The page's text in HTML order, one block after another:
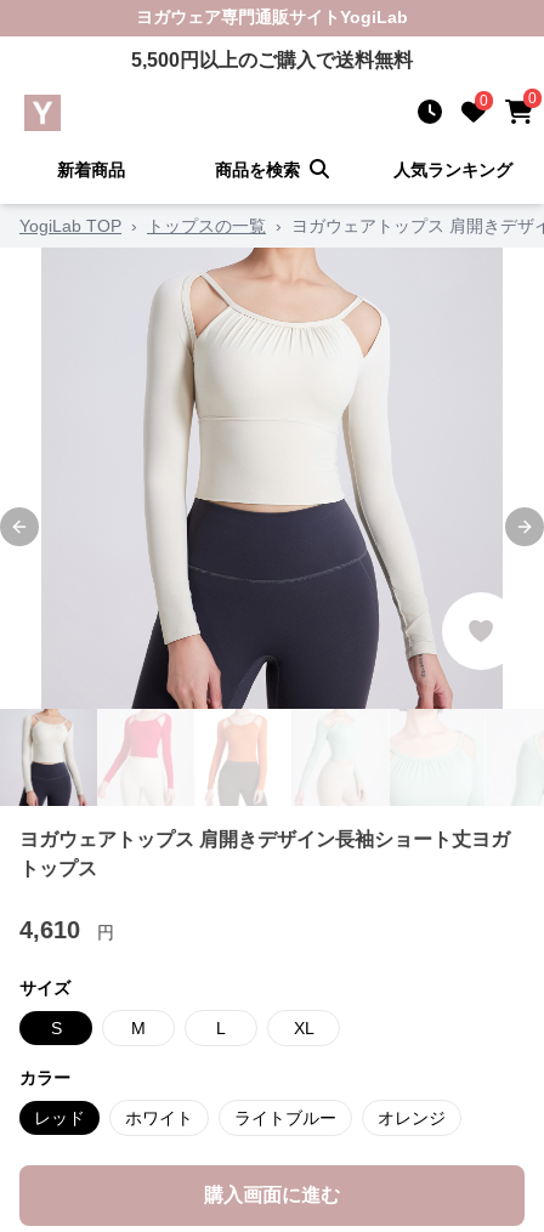
ヨガウェア専門通販サイトYogiLab
5,500円以上のご購入で送料無料
0 0
新着商品 商品を検索 人気ランキング
YogiLab TOP › トップスの一覧 › ヨガウェアトップス 肩開きデ
Previous slide
ヨガウェアトップス 肩開きデザイン長袖ショート丈ヨガ
トップス
4,610 円
サイズ
S M L XL
カラー
レッド ホワイト ライトブルー オレンジ
購入画面に進む